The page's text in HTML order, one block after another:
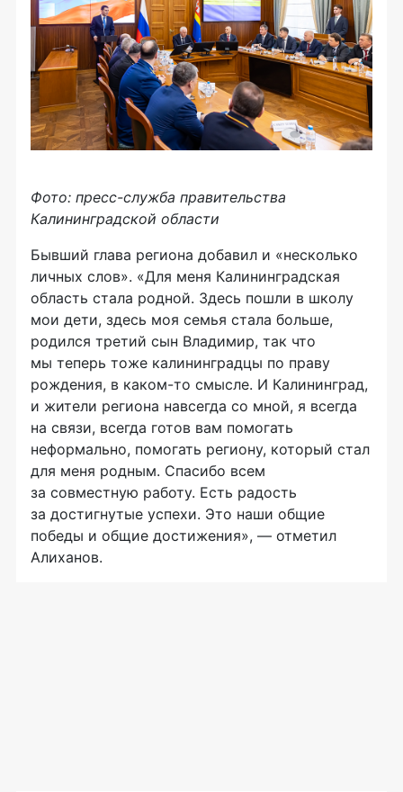
Фото: пресс-служба правительства
Калининградской области
Бывший глава региона добавил и «несколько
личных слов». «Для меня Калининградская
область стала родной. Здесь пошли в школу
мои дети, здесь моя семья стала больше,
родился третий сын Владимир, так что
мы теперь тоже калининградцы по праву
рождения, в каком-то смысле. И Калининград,
и жители региона навсегда со мной, я всегда
на связи, всегда готов вам помогать
неформально, помогать региону, который стал
для меня родным. Спасибо всем
за совместную работу. Есть радость
за достигнутые успехи. Это наши общие
победы и общие достижения», — отметил
Алиханов.